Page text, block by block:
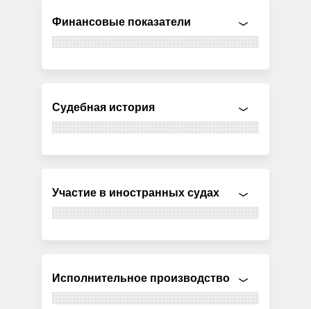
Финансовые показатели
Судебная история
Участие в иностранных судах
Исполнительное производство